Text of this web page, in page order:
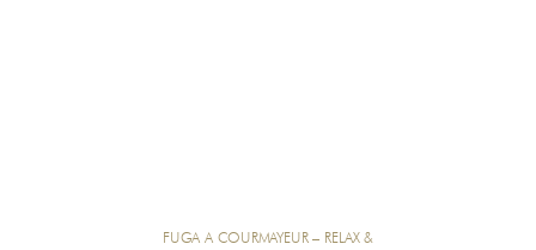
FUGA A COURMAYEUR – RELAX &